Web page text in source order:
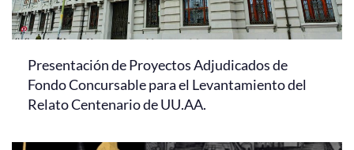
Presentación de Proyectos Adjudicados de
Fondo Concursable para el Levantamiento del
Relato Centenario de UU.AA.